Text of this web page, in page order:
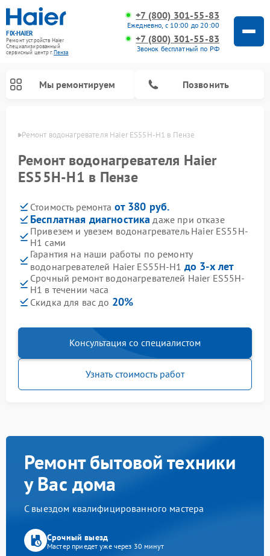
FIX-HAIER
Ремонт устройств Haier
Специализированный
cервисный центр г.Пенза
+7 (800) 301-55-83
Ежедневно, с 10:00 до 20:00
+7 (800) 301-55-83
Звонок бесплатный по РФ
Мы ремонтируем Позвонить
Ремонт водонагревателя Haier ES55H-H1 в Пензе
Ремонт водонагревателя Haier
ES55H-H1 в Пензе
Стоимость ремонта от 380 руб.
Бесплатная диагностика даже при отказе
Привезем и увезем водонагреватель Haier ES55H-
H1 сами
Гарантия на наши работы по ремонту
водонагревателей Haier ES55H-H1 до 3-х лет
Срочный ремонт водонагревателей Haier ES55H-
H1 в течении часа
Скидка для вас до 20%
Консультация со специалистом
Узнать стоимость работ
Ремонт бытовой техники
у Вас дома
С выездом квалифицированного мастера
Срочный выезд
Мастер приедет уже через 30 минут